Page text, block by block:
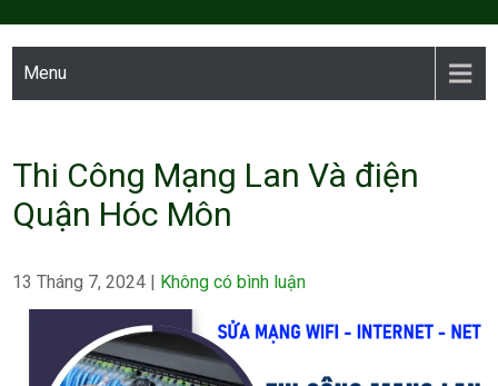
Menu
Thi Công Mạng Lan Và điện
Quận Hóc Môn
13 Tháng 7, 2024 | Không có bình luận